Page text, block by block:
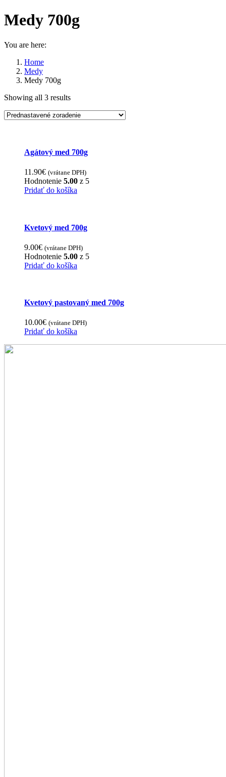
Medy 700g
You are here:
Home
Medy
Medy 700g
Showing all 3 results
Agátový med 700g
11.90€ (vrátane DPH)
Hodnotenie 5.00 z 5
Pridať do košíka
Kvetový med 700g
9.00€ (vrátane DPH)
Hodnotenie 5.00 z 5
Pridať do košíka
Kvetový pastovaný med 700g
10.00€ (vrátane DPH)
Pridať do košíka